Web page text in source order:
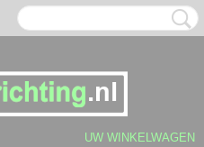
UW WINKELWAGEN